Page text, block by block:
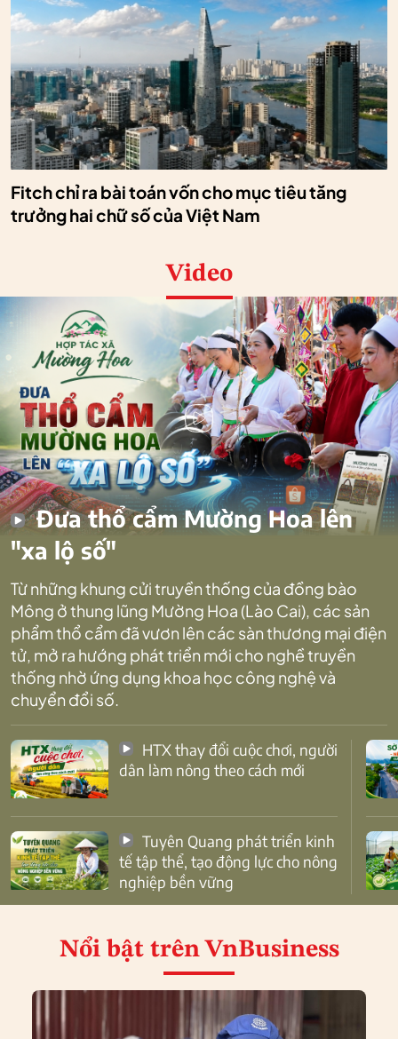
Fitch chỉ ra bài toán vốn cho mục tiêu tăng
trưởng hai chữ số của Việt Nam
Video
Đưa thổ cẩm Mường Hoa lên
"xa lộ số"
Từ những khung cửi truyền thống của đồng bào
Mông ở thung lũng Mường Hoa (Lào Cai), các sản
phẩm thổ cẩm đã vươn lên các sàn thương mại điện
tử, mở ra hướng phát triển mới cho nghề truyền
thống nhờ ứng dụng khoa học công nghệ và
chuyển đổi số.
dân làm nông theo cách mới
tế tập thể, tạo động lực cho nông
nghiệp bền vững
Nổi bật trên VnBusiness